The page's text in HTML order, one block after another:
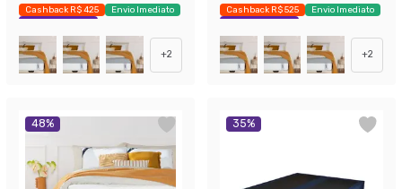
Cashback R$ 425
Envio Imediato
Exclusivo Mobly
+2
Cashback R$ 525
Envio Imediato
Exclusivo Mobly
+2
48% 35%